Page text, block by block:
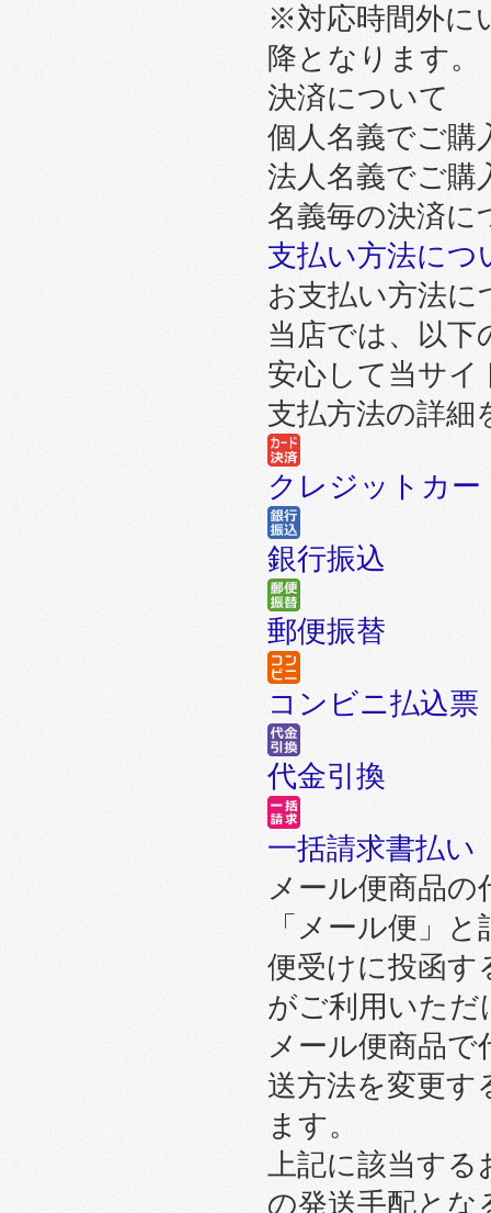
※対応時間外に
降となります。
決済について
個人名義でご購
法人名義でご購
名義毎の決済に
支払い方法につ
お支払い方法に
当店では、以
安心して当サイ
支払方法の詳細
クレジットカー
銀行振込
郵便振替
コンビニ払込票
代金引換
一括請求書払い
メール便商品の
「メール便」
便受けに投函す
がご利用いただ
メール便商品で
送方法を変更す
ます。
上記に該当する
の発送手配とな